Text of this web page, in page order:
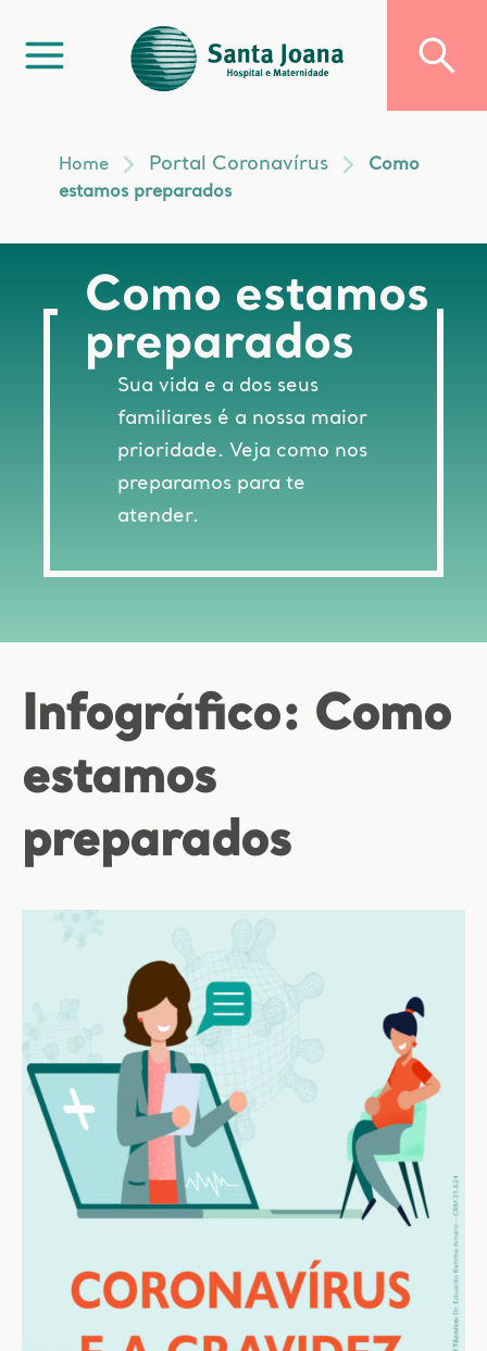
Home Portal Coronavírus
Como
estamos preparados
Como estamos
preparados
Sua vida e a dos seus
familiares é a nossa maior
prioridade. Veja como nos
preparamos para te
atender.
Infográfico: Como
estamos
preparados